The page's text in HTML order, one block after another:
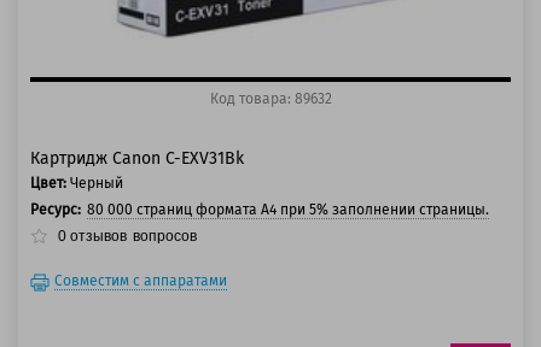
Код товара: 89632
Картридж Canon C-EXV31Bk
Цвет: Черный
Ресурс: 80 000 страниц формата А4 при 5% заполнении страницы.
0 отзывов вопросов
Совместим с аппаратами